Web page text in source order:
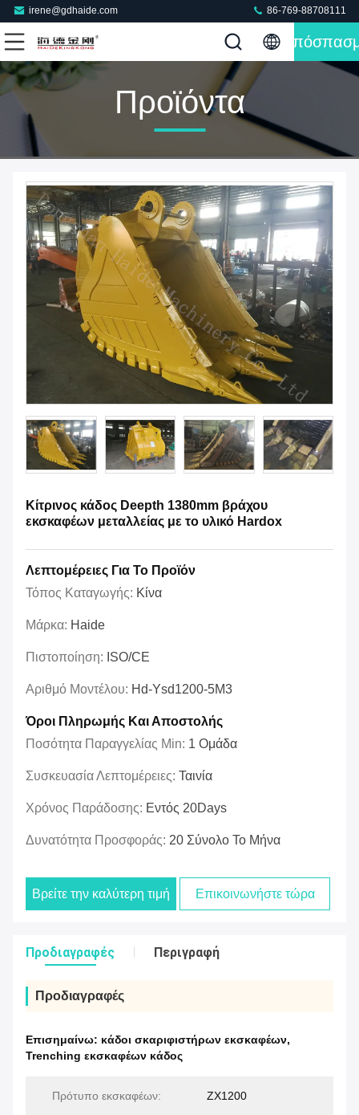
irene@gdhaide.com 86-769-88708111
Προϊόντα
Κίτρινος κάδος Deepth 1380mm βράχου
εκσκαφέων μεταλλείας με το υλικό Hardox
Λεπτομέρειες Για Το Προϊόν
Τόπος Καταγωγής: Κίνα
Μάρκα: Haide
Πιστοποίηση: ISO/CE
Αριθμό Μοντέλου: Hd-Ysd1200-5M3
Όροι Πληρωμής Και Αποστολής
Ποσότητα Παραγγελίας Min: 1 Ομάδα
Συσκευασία Λεπτομέρειες: Ταινία
Χρόνος Παράδοσης: Εντός 20Days
Δυνατότητα Προσφοράς: 20 Σύνολο Το Μήνα
Βρείτε την καλύτερη τιμή Επικοινωνήστε τώρα
Προδιαγραφές Περιγραφή
Προδιαγραφές
Επισημαίνω: κάδοι σκαριφιστήρων εκσκαφέων,
Trenching εκσκαφέων κάδος
Πρότυπο εκσκαφέων: ZX1200